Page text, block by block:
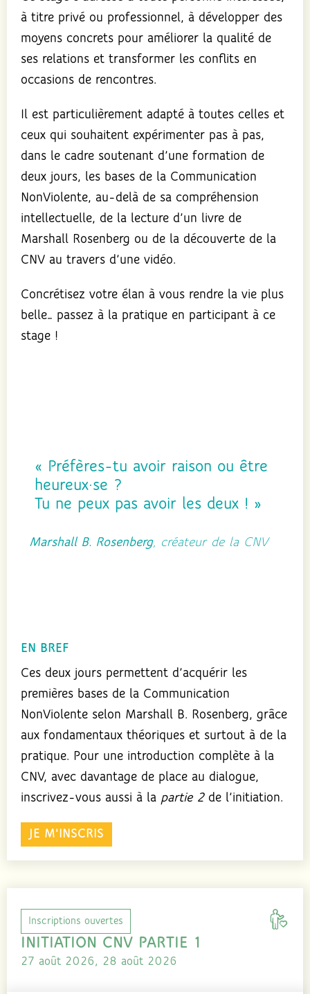
à titre privé ou professionnel, à développer des
moyens concrets pour améliorer la qualité de
ses relations et transformer les conflits en
occasions de rencontres.
Il est particulièrement adapté à toutes celles et
ceux qui souhaitent expérimenter pas à pas,
dans le cadre soutenant d’une formation de
deux jours, les bases de la Communication
NonViolente, au-delà de sa compréhension
intellectuelle, de la lecture d’un livre de
Marshall Rosenberg ou de la découverte de la
CNV au travers d’une vidéo.
Concrétisez votre élan à vous rendre la vie plus
belle… passez à la pratique en participant à ce
stage !
« Préfères-tu avoir raison ou être
heureux·se ?
Tu ne peux pas avoir les deux ! »
Marshall B. Rosenberg, créateur de la CNV
EN BREF
Ces deux jours permettent d’acquérir les
premières bases de la Communication
NonViolente selon Marshall B. Rosenberg, grâce
aux fondamentaux théoriques et surtout à de la
pratique. Pour une introduction complète à la
CNV, avec davantage de place au dialogue,
inscrivez-vous aussi à la partie 2de l’initiation.
JE M'INSCRIS
Inscriptions ouvertes
INITIATION CNV PARTIE 1
27 août 2026, 28 août 2026